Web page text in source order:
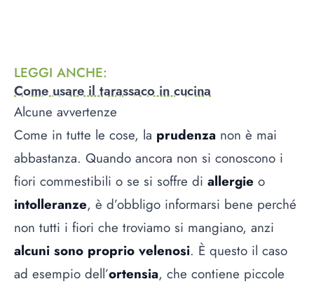
LEGGI ANCHE:
Come usare il tarassaco in cucina
Alcune avvertenze
Come in tutte le cose, la prudenza non è mai
abbastanza. Quando ancora non si conoscono i
fiori commestibili o se si soffre di allergie o
intolleranze, è d’obbligo informarsi bene perché
non tutti i fiori che troviamo si mangiano, anzi
alcuni sono proprio velenosi. È questo il caso
ad esempio dell’ortensia, che contiene piccole